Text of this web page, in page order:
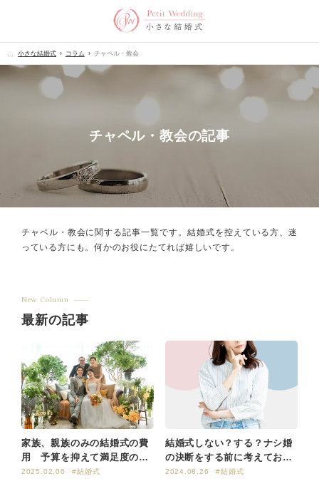
小さな結婚式 コラム チャペル・教会
チャペル・教会の記事
チャペル・教会に関する記事一覧です。 結婚式を控えている方、迷
っている方にも。何かのお役にたてれば嬉しいです。
New Column
最新の記事
家族、親族のみの結婚式の費
用 予算を抑えて満足度の高
い結婚式
2025.02.06 #結婚式
結婚式しない？する？ナシ婚
の決断をする前に考えておき
たいこと
2024.08.26 #結婚式